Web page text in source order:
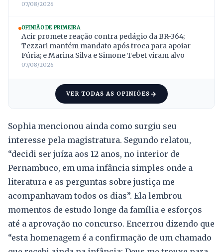
07/08/2026
OPINIÃO DE PRIMEIRA
Acir promete reação contra pedágio da BR-364;
Tezzari mantém mandato após troca para apoiar
Fúria; e Marina Silva e Simone Tebet viram alvo
07/08/2026
VER TODAS AS OPINIÕES
Sophia mencionou ainda como surgiu seu
interesse pela magistratura. Segundo relatou,
“decidi ser juíza aos 12 anos, no interior de
Pernambuco, em uma infância simples onde a
literatura e as perguntas sobre justiça me
acompanhavam todos os dias”. Ela lembrou
momentos de estudo longe da família e esforços
até a aprovação no concurso. Encerrou dizendo que
“esta homenagem é a confirmação de um chamado